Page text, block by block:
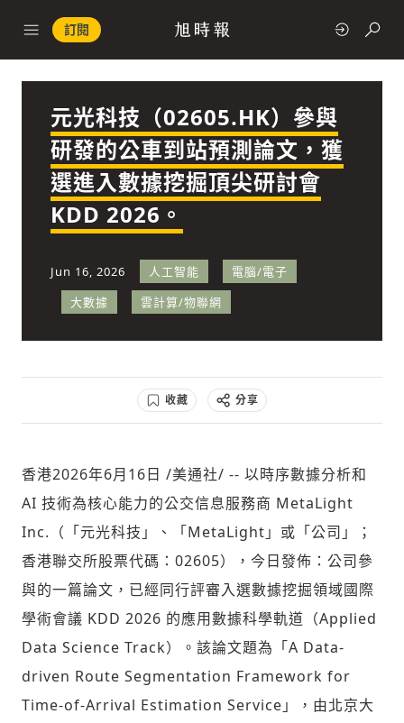
訂閱
快速連結
政治
社會
人文
元光科技（02605.HK）參與
研發的公車到站預測論文，獲
選進入數據挖掘頂尖研討會
KDD 2026。
Jun 16, 2026 人工智能
電腦/電子
大數據
雲計算/物聯網
收藏 分享
香港2026年6月16日 /美通社/ -- 以時序數據分析和
AI 技術為核心能力的公交信息服務商 MetaLight
Inc.（「元光科技」、「MetaLight」或「公司」；
香港聯交所股票代碼：02605），今日發佈：公司參
與的一篇論文，已經同行評審入選數據挖掘領域國際
學術會議 KDD 2026 的應用數據科學軌道（Applied
Data Science Track）。該論文題為「A Data-
driven Route Segmentation Framework for
Time-of-Arrival Estimation Service」，由北京大